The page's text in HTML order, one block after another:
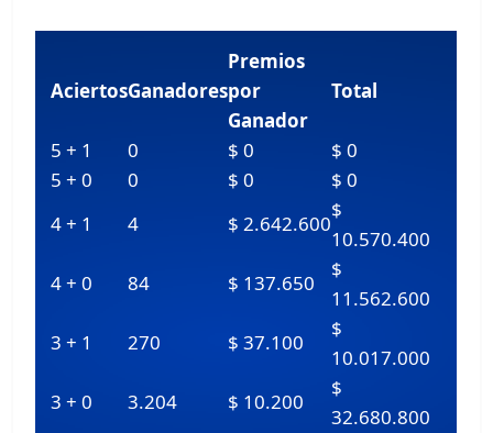
AciertosGanadores
Premios
por
Ganador
Total
5 + 1 0 $ 0
$ 0
5 + 0
0 $ 0
$ 0
4 + 1
4 $ 2.642.600
$
10.570.400
4 + 0
84 $ 137.650
$
11.562.600
3 + 1
270 $ 37.100
$
10.017.000
3 + 0
3.204 $ 10.200
$
32.680.800